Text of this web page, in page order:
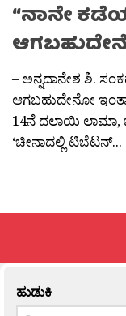
“ನಾನೇ
– ಅನ್ನದಾನೇಶ ಶಿ.
ಆಗಬಹುದೇನೋ
14ನೆ ದಲಾಯಿ ಲಾಮಾ,
‘ಚೀನಾದಲ್ಲಿ ಟಿಬೆಟನ್...
ಹುಡುಕಿ
Search